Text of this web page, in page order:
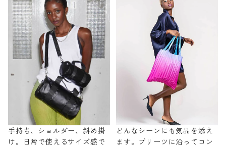
手持ち、ショルダー、斜め掛
け。日常で使えるサイズ感で
どんなシーンにも気品を添え
ます。プリーツに沿ってコン